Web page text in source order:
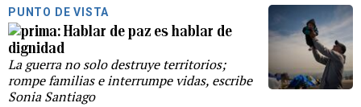
PUNTO DE VISTA
Hablar de paz es hablar de
dignidad
La guerra no solo destruye territorios;
rompe familias e interrumpe vidas, escribe
Sonia Santiago